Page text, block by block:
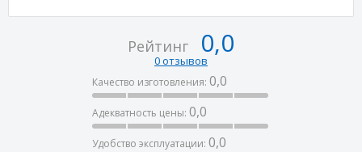
Рейтинг 0,0
0 отзывов
Качество изготовления: 0,0
Адекватность цены: 0,0
Удобство эксплуатации: 0,0